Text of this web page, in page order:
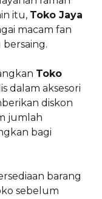
itu, Toko Jaya
macam fan
Toko
dalam aksesori
diskon
jumlah
bagi
barang
sebelum